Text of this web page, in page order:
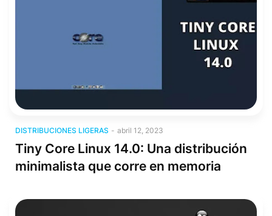
DISTRIBUCIONES LIGERAS - abril 12, 2023
Tiny Core Linux 14.0: Una distribución
minimalista que corre en memoria